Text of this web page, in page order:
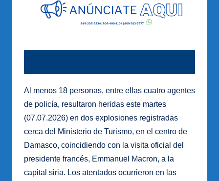
Al menos 18 personas, entre ellas cuatro agentes
de policía, resultaron heridas este martes
(07.07.2026) en dos explosiones registradas
cerca del Ministerio de Turismo, en el centro de
Damasco, coincidiendo con la visita oficial del
presidente francés, Emmanuel Macron, a la
capital siria. Los atentados ocurrieron en las